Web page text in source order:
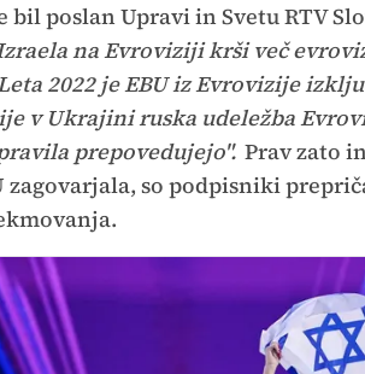
bil poslan Upravi in Svetu RTV
na Evroviziji krši več
2022 je EBU iz Evrovizije
v Ukrajini ruska udeležba
prepovedujejo". Prav zato
zagovarjala, so podpisniki